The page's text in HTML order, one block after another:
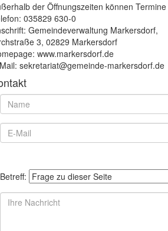
der Öffnungszeiten können
035829 630-0
Gemeindeverwaltung Markersdorf,
3, 02829 Markersdorf
www.markersdorf.de
sekretariat@gemeinde-markersdorf.de
Betreff: